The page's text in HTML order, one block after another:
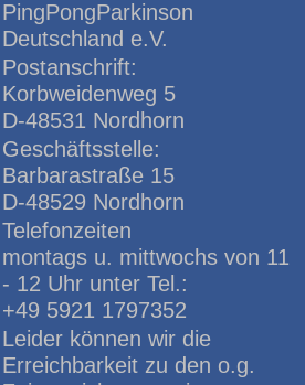
PingPongParkinson
Deutschland e.V.
Postanschrift:
Korbweidenweg 5
D-48531 Nordhorn
Geschäftsstelle:
Barbarastraße 15
D-48529 Nordhorn
Telefonzeiten
montags u. mittwochs von 11
- 12 Uhr unter Tel.:
+49 5921 1797352
Leider können wir die
Erreichbarkeit zu den o.g.